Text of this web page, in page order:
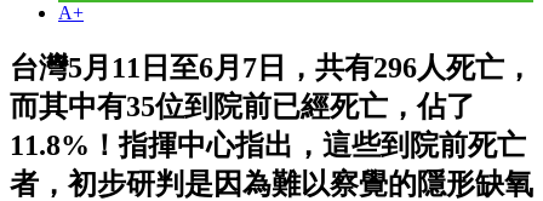
A+
台灣5月11日至6月7日，共有296人死亡，
而其中有35位到院前已經死亡，佔了
11.8%！指揮中心指出，這些到院前死亡
者，初步研判是因為難以察覺的隱形缺氧